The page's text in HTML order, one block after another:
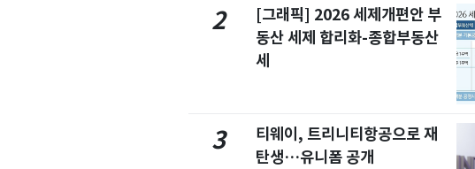
2
[그래픽] 2026 세제개편안 부
동산 세제 합리화-종합부동산
세
3
티웨이, 트리니티항공으로 재
탄생…유니폼 공개